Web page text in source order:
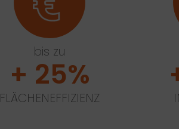
bis zu
+ 25%
FLÄCHENEFFIZIENZ